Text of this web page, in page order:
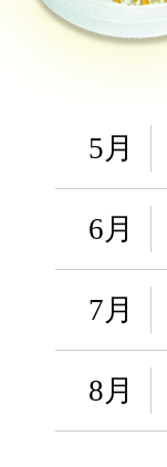
5月
6月
7月
8月